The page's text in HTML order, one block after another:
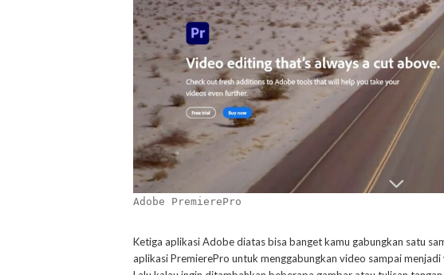
Adobe PremierePro
Ketiga aplikasi Adobe diatas bisa banget kamu gabungkan satu
aplikasi PremierePro untuk menggabungkan video sampai